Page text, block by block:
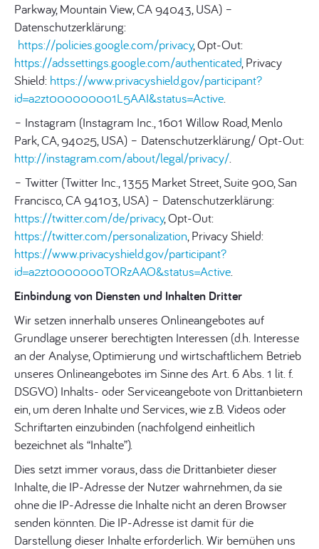
Parkway, Mountain View, CA 94043, USA) –
Datenschutzerklärung:
https://policies.google.com/privacy, Opt-Out:
https://adssettings.google.com/authenticated, Privacy
Shield: https://www.privacyshield.gov/participant?
id=a2zt000000001L5AAI&status=Active.
– Instagram (Instagram Inc., 1601 Willow Road, Menlo
Park, CA, 94025, USA) – Datenschutzerklärung/ Opt-Out:
http://instagram.com/about/legal/privacy/.
– Twitter (Twitter Inc., 1355 Market Street, Suite 900, San
Francisco, CA 94103, USA) – Datenschutzerklärung:
https://twitter.com/de/privacy, Opt-Out:
https://twitter.com/personalization, Privacy Shield:
https://www.privacyshield.gov/participant?
id=a2zt0000000TORzAAO&status=Active.
Einbindung von Diensten und Inhalten Dritter
Wir setzen innerhalb unseres Onlineangebotes auf
Grundlage unserer berechtigten Interessen (d.h. Interesse
an der Analyse, Optimierung und wirtschaftlichem Betrieb
unseres Onlineangebotes im Sinne des Art. 6 Abs. 1 lit. f.
DSGVO) Inhalts- oder Serviceangebote von Drittanbietern
ein, um deren Inhalte und Services, wie z.B. Videos oder
Schriftarten einzubinden (nachfolgend einheitlich
bezeichnet als “Inhalte”).
Dies setzt immer voraus, dass die Drittanbieter dieser
Inhalte, die IP-Adresse der Nutzer wahrnehmen, da sie
ohne die IP-Adresse die Inhalte nicht an deren Browser
senden könnten. Die IP-Adresse ist damit für die
Darstellung dieser Inhalte erforderlich. Wir bemühen uns